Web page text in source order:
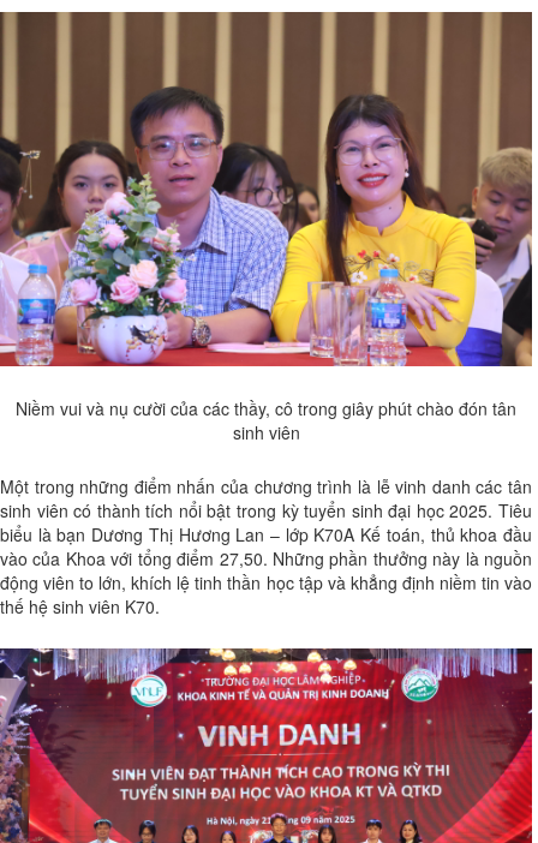
Niềm vui và nụ cười của các thầy, cô trong giây phút chào đón tân
sinh viên
Một trong những điểm nhấn của chương trình là lễ vinh danh các tân
sinh viên có thành tích nổi bật trong kỳ tuyển sinh đại học 2025. Tiêu
biểu là bạn Dương Thị Hương Lan – lớp K70A Kế toán, thủ khoa đầu
vào của Khoa với tổng điểm 27,50. Những phần thưởng này là nguồn
động viên to lớn, khích lệ tinh thần học tập và khẳng định niềm tin vào
thế hệ sinh viên K70.